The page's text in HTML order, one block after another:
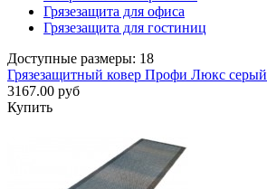
Грязезащита для офиса
Грязезащита для гостиниц
Доступные размеры: 18
Грязезащитный ковер Профи Люкс серый
3167.00 руб
Купить